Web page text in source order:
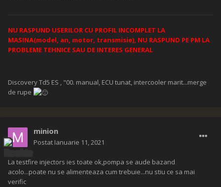
NU RASPUND USERILOR CU PROFIL INCOMPLET LA
MASINA(model, an, motor, transmisie), NU RASPUND PE PM LA
PROBLEME TEHNICE SAU DE INTERES GENERAL
Discovery Td5 ES , "00. manual, ECU tunat, intercooler marit...merge
de rupe
minion
Postat Ianuarie 11, 2021
La testfire injectors ies toate ok,pompa se aude bazand
acolo...poate nu se alimenteaza cum trebuie...nu stiu ce sa mai
verific